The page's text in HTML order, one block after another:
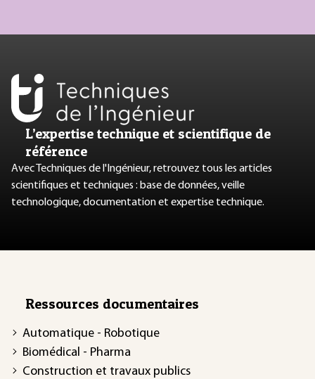
L’expertise technique et scientifique de
référence
Avec Techniques de l'Ingénieur, retrouvez tous les articles
scientifiques et techniques : base de données, veille
technologique, documentation et expertise technique.
Ressources documentaires
Automatique - Robotique
Biomédical - Pharma
Construction et travaux publics